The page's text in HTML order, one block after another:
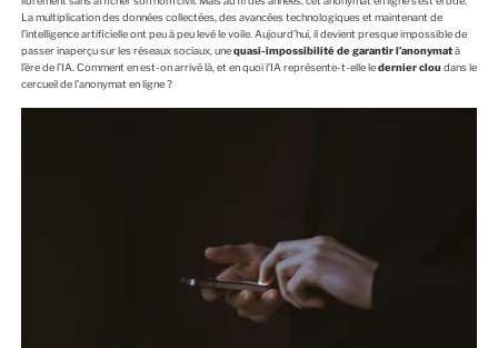
La multiplication des données collectées, des avancées technologiques et maintenant de
l’intelligence artificielle ont peu à peu levé le voile. Aujourd’hui, il devient presque impossible de
passer inaperçu sur les réseaux sociaux, unequasi-impossibilité de garantir l’anonymatà
l’ère de l’IA. Comment en est-on arrivé là, et en quoi l’IA représente-t-elle ledernier cloudans le
cercueil de l’anonymat en ligne ?